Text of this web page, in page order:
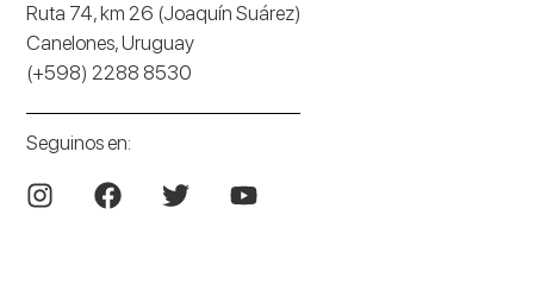
Ruta 74, km 26 (Joaquín Suárez)
Canelones, Uruguay
(+598) 2288 8530
Seguinos en: